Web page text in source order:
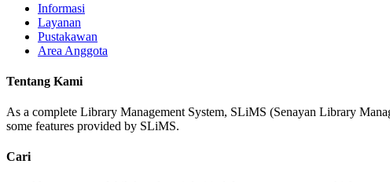
Informasi
Layanan
Pustakawan
Area Anggota
Tentang Kami
As a complete Library Management System, SLiMS (Senayan Library
some features provided by SLiMS.
Cari